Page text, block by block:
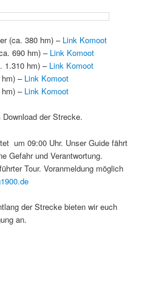
(ca. 380 hm) – Link Komoot
690 hm) – Link Komoot
1.310 hm) – Link Komoot
– Link Komoot
– Link Komoot
der Strecke.
um 09:00 Uhr. Unser Guide fährt
Gefahr und Verantwortung.
Tour. Voranmeldung möglich
der Strecke bieten wir euch
an.